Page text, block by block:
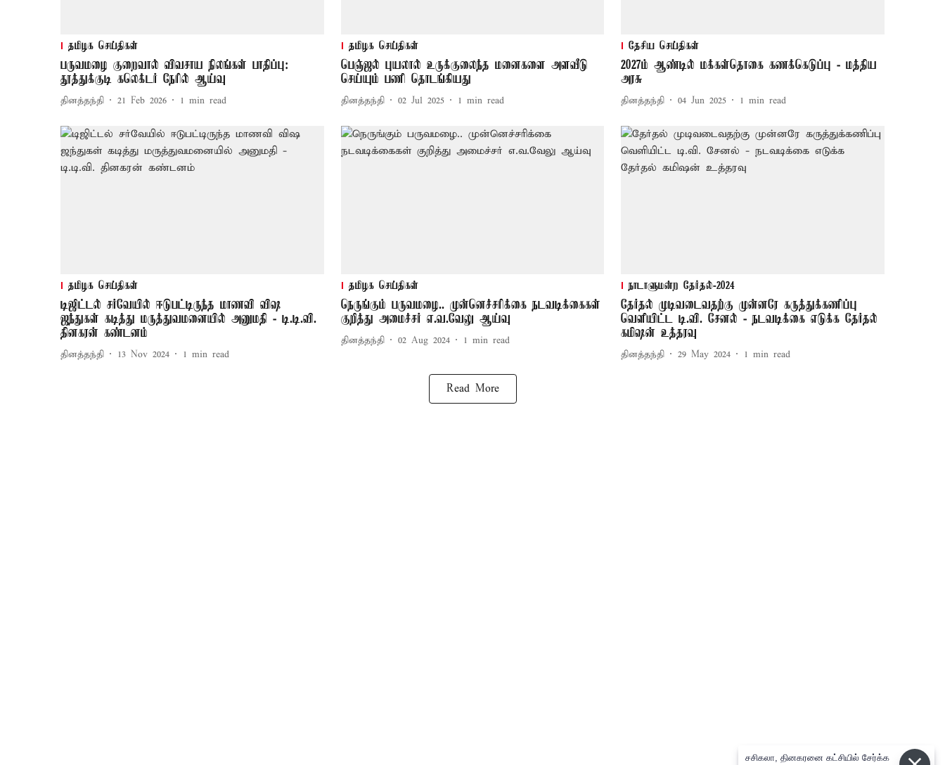
தமிழக செய்திகள்
பருவமழை குறைவால் விவசாய நிலங்கள் பாதிப்பு:
தூத்துக்குடி கலெக்டர் நேரில் ஆய்வு
தினத்தந்தி 21 Feb 2026 1 min read
தமிழக செய்திகள்
பெஞ்ஜல் புயலால் உருக்குலைந்த மனைகளை அளவீடு
செய்யும் பணி தொடங்கியது
தினத்தந்தி 02 Jul 2025 1 min read
தேசிய செய்திகள்
2027ம் ஆண்டில் மக்கள்தொகை கணக்கெடுப்பு - மத்திய
அரசு
தினத்தந்தி 04 Jun 2025 1 min read
தமிழக செய்திகள்
டிஜிட்டல் சர்வேயில் ஈடுபட்டிருந்த மாணவி விஷ
ஜந்துகள் கடித்து மருத்துவமனையில் அனுமதி - டி.டி.வி.
தினகரன் கண்டனம்
தினத்தந்தி 13 Nov 2024 1 min read
தமிழக செய்திகள்
நெருங்கும் பருவமழை.. முன்னெச்சரிக்கை நடவடிக்கைகள்
குறித்து அமைச்சர் எ.வ.வேலு ஆய்வு
தினத்தந்தி 02 Aug 2024 1 min read
நாடாளுமன்ற தேர்தல்-2024
தேர்தல் முடிவடைவதற்கு முன்னரே கருத்துக்கணிப்பு
வெளியிட்ட டி.வி. சேனல் - நடவடிக்கை எடுக்க தேர்தல்
கமிஷன் உத்தரவு
தினத்தந்தி 29 May 2024 1 min read
Read More
சசிகலா, தினகரனை கட்சியில் சேர்க்க